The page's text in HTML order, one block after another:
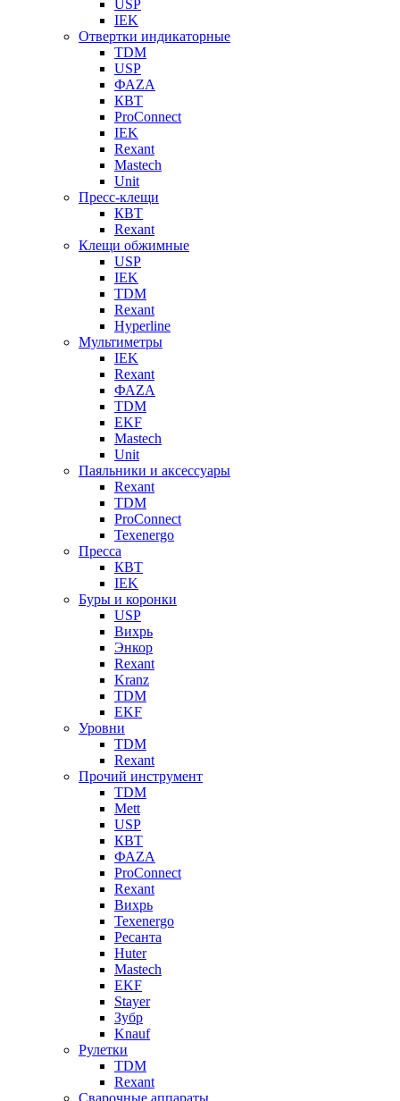
USP
IEK
Отвертки индикаторные
TDM
USP
ФАZА
КВТ
ProConnect
IEK
Rexant
Mastech
Unit
Пресс-клещи
КВТ
Rexant
Клещи обжимные
USP
IEK
TDM
Rexant
Hyperline
Мультиметры
IEK
Rexant
ФАZА
TDM
EKF
Mastech
Unit
Паяльники и аксессуары
Rexant
TDM
ProConnect
Texenergo
Пресса
КВТ
IEK
Буры и коронки
USP
Вихрь
Энкор
Rexant
Kranz
TDM
EKF
Уровни
TDM
Rexant
Прочий инструмент
TDM
Mett
USP
КВТ
ФАZА
ProConnect
Rexant
Вихрь
Texenergo
Ресанта
Huter
Mastech
EKF
Stayer
Зубр
Knauf
Рулетки
TDM
Rexant
Сварочные аппараты